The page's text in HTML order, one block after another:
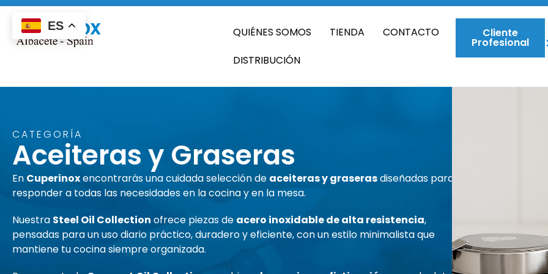
QUIÉNES SOMOS TIENDA
CONTACTO
DISTRIBUCIÓN
Cliente
Profesional
CATEGORÍA
Aceiteras y Graseras
En Cuperinoxencontrarás una cuidada selección de aceiteras y graserasdiseñadas para
responder a todas las necesidades en la cocina y en la mesa.
Nuestra Steel Oil Collection ofrece piezas de acero inoxidable de alta resistencia,
pensadas para un uso diario práctico, duradero y eficiente, con un estilo minimalista que
mantiene tu cocina siempre organizada.
ES